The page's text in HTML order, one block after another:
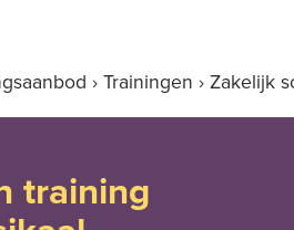
› Trainingen › Zakelijk
training